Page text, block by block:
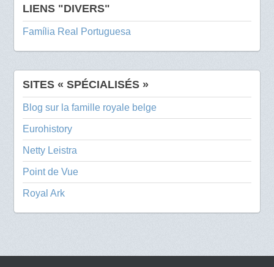
LIENS "DIVERS"
Família Real Portuguesa
SITES « SPÉCIALISÉS »
Blog sur la famille royale belge
Eurohistory
Netty Leistra
Point de Vue
Royal Ark